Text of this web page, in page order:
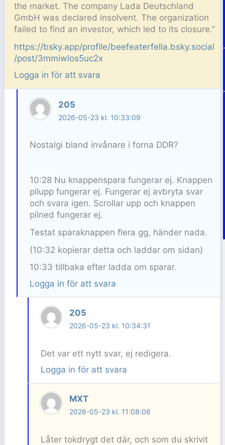
the market. The company Lada Deutschland
GmbH was declared insolvent. The organization
failed to find an investor, which led to its closure.”
https://bsky.app/profile/beefeaterfella.bsky.social
/post/3mmiwlos5uc2x
Logga in för att svara
205
2026-05-23 kl. 10:33:09
Nostalgi bland invånare i forna DDR?
10:28 Nu knappenspara fungerar ej. Knappen
pilupp fungerar ej. Fungerar ej avbryta svar
och svara igen. Scrollar upp och knappen
pilned fungerar ej.
Testat sparaknappen flera gg, händer nada.
(10:32 kopierar detta och laddar om sidan)
10:33 tillbaka efter ladda om sparar.
Logga in för att svara
205
2026-05-23 kl. 10:34:31
Det var ett nytt svar, ej redigera.
Logga in för att svara
MXT
2026-05-23 kl. 11:08:06
Låter tokdrygt det där, och som du skrivit